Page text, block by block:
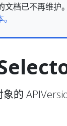
档已不再维护
的